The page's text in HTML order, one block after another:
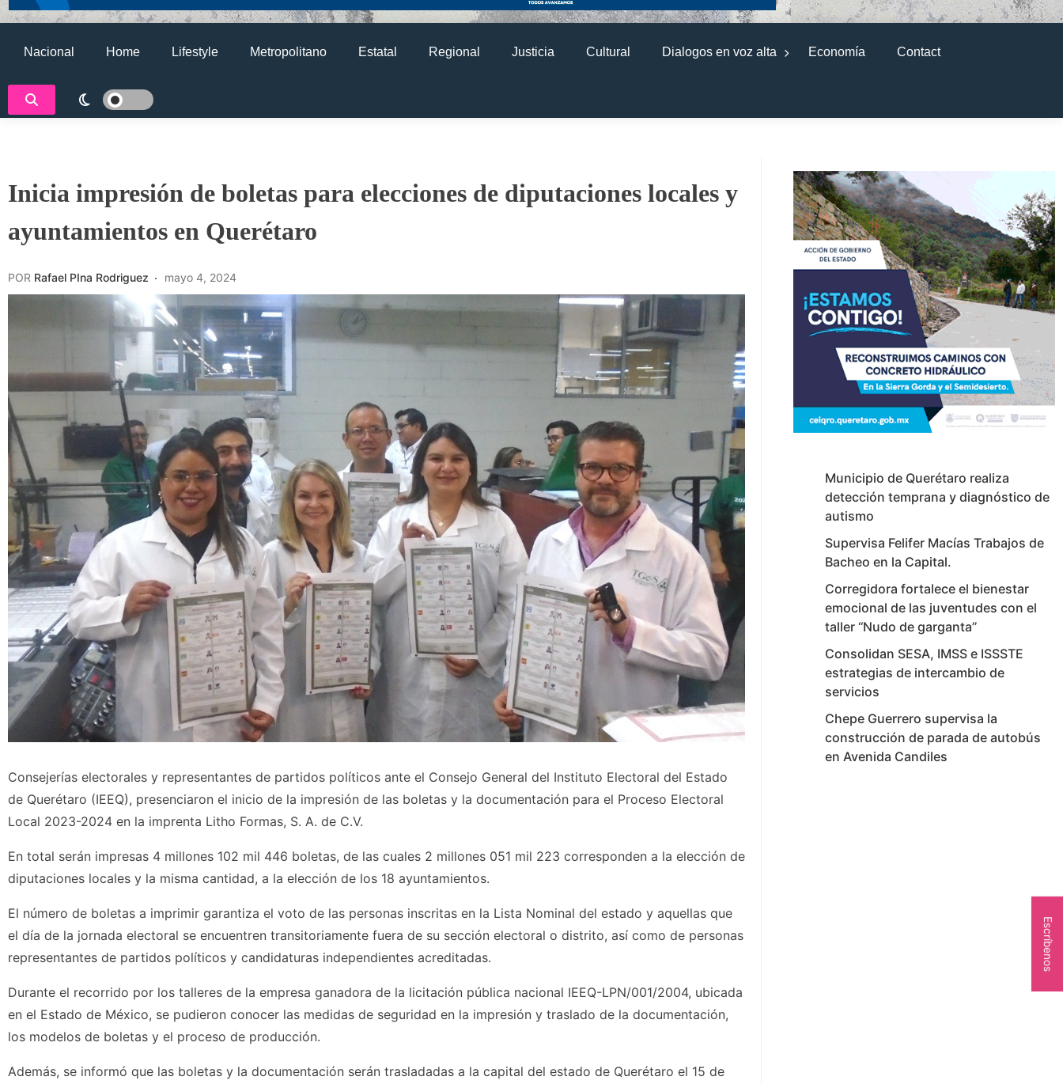
Nacional Home Lifestyle Metropolitano Estatal Regional Justicia Cultural Dialogos en voz alta Economía Contact
Inicia impresión de boletas para elecciones de diputaciones locales y
ayuntamientos en Querétaro
POR Rafael PIna Rodriguez mayo 4, 2024
Consejerías electorales y representantes de partidos políticos ante el Consejo General del Instituto Electoral del Estado
de Querétaro (IEEQ), presenciaron el inicio de la impresión de las boletas y la documentación para el Proceso Electoral
Local 2023-2024 en la imprenta Litho Formas, S. A. de C.V.
En total serán impresas 4 millones 102 mil 446 boletas, de las cuales 2 millones 051 mil 223 corresponden a la elección de
diputaciones locales y la misma cantidad, a la elección de los 18 ayuntamientos.
El número de boletas a imprimir garantiza el voto de las personas inscritas en la Lista Nominal del estado y aquellas que
el día de la jornada electoral se encuentren transitoriamente fuera de su sección electoral o distrito, así como de personas
representantes de partidos políticos y candidaturas independientes acreditadas.
Durante el recorrido por los talleres de la empresa ganadora de la licitación pública nacional IEEQ-LPN/001/2004, ubicada
en el Estado de México, se pudieron conocer las medidas de seguridad en la impresión y traslado de la documentación,
los modelos de boletas y el proceso de producción.
Además, se informó que las boletas y la documentación serán trasladadas a la capital del estado de Querétaro el 15 de
Municipio de Querétaro realiza
detección temprana y diagnóstico de
autismo
Supervisa Felifer Macías Trabajos de
Bacheo en la Capital.
Corregidora fortalece el bienestar
emocional de las juventudes con el
taller ‘‘Nudo de garganta’’
Consolidan SESA, IMSS e ISSSTE
estrategias de intercambio de
servicios
Chepe Guerrero supervisa la
construcción de parada de autobús
en Avenida Candiles
Escríbenos